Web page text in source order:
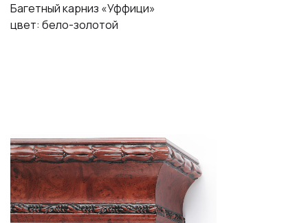
Багетный карниз «Уффици»
цвет: бело-золотой